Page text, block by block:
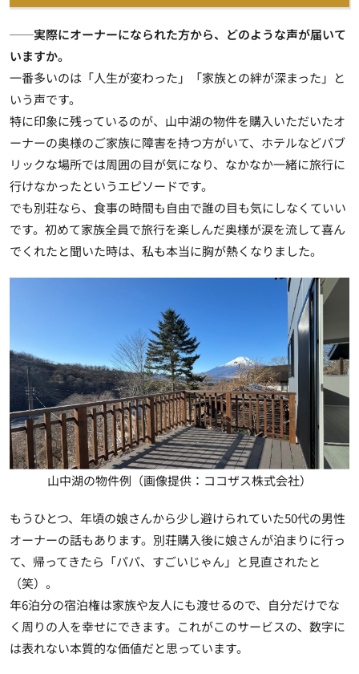
──実際にオーナーになられた方から、どのような声が届いて
いますか。
一番多いのは「人生が変わった」「家族との絆が深まった」と
いう声です。
特に印象に残っているのが、山中湖の物件を購入いただいたオ
ーナーの奥様のご家族に障害を持つ方がいて、ホテルなどパブ
リックな場所では周囲の目が気になり、なかなか一緒に旅行に
行けなかったというエピソードです。
でも別荘なら、食事の時間も自由で誰の目も気にしなくていい
です。初めて家族全員で旅行を楽しんだ奥様が涙を流して喜ん
でくれたと聞いた時は、私も本当に胸が熱くなりました。
山中湖の物件例（画像提供：ココザス株式会社）
もうひとつ、年頃の娘さんから少し避けられていた50代の男性
オーナーの話もあります。別荘購入後に娘さんが泊まりに行っ
て、帰ってきたら「パパ、すごいじゃん」と見直されたと
（笑）。
年6泊分の宿泊権は家族や友人にも渡せるので、自分だけでな
く周りの人を幸せにできます。これがこのサービスの、数字に
は表れない本質的な価値だと思っています。